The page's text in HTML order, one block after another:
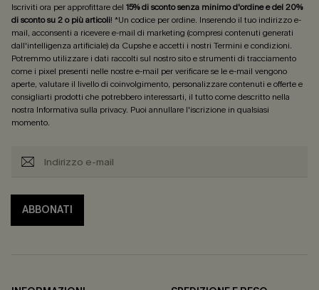
Iscriviti ora per approfittare del 15% di sconto senza minimo d'ordine e del 20%
di sconto su 2 o più articoli! *Un codice per ordine. Inserendo il tuo indirizzo e-
mail, acconsenti a ricevere e-mail di marketing (compresi contenuti generati
dall'intelligenza artificiale) da Cupshe e accetti i nostri Termini e condizioni.
Potremmo utilizzare i dati raccolti sul nostro sito e strumenti di tracciamento
come i pixel presenti nelle nostre e-mail per verificare se le e-mail vengono
aperte, valutare il livello di coinvolgimento, personalizzare contenuti e offerte e
consigliarti prodotti che potrebbero interessarti, il tutto come descritto nella
nostra Informativa sulla privacy. Puoi annullare l'iscrizione in qualsiasi
momento.
ABBONATI